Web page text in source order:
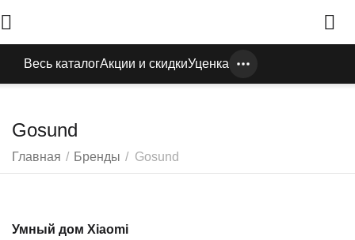
Весь каталогАкции и скидкиУценка
Gosund
Главная / Бренды / Gosund
Умный дом Xiaomi